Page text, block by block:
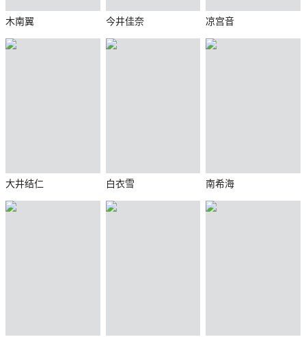
木南翼 今井佳奈 凉宫音
大井结仁 白衣雪 南希海